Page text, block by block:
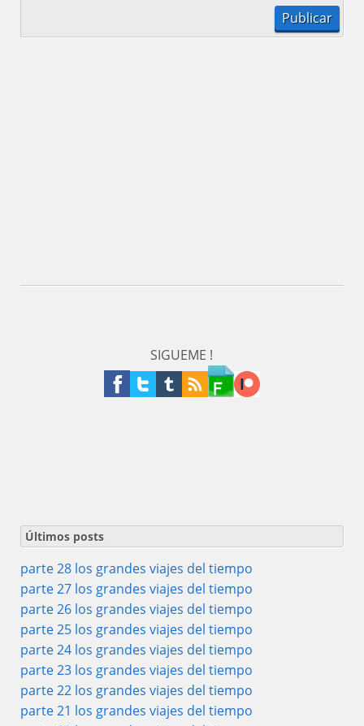
SIGUEME !
Últimos posts
parte 28 los grandes viajes del tiempo
parte 27 los grandes viajes del tiempo
parte 26 los grandes viajes del tiempo
parte 25 los grandes viajes del tiempo
parte 24 los grandes viajes del tiempo
parte 23 los grandes viajes del tiempo
parte 22 los grandes viajes del tiempo
parte 21 los grandes viajes del tiempo